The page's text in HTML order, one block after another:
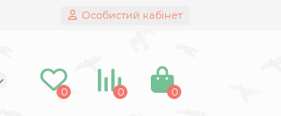
Особистий кабінет
0 0 0